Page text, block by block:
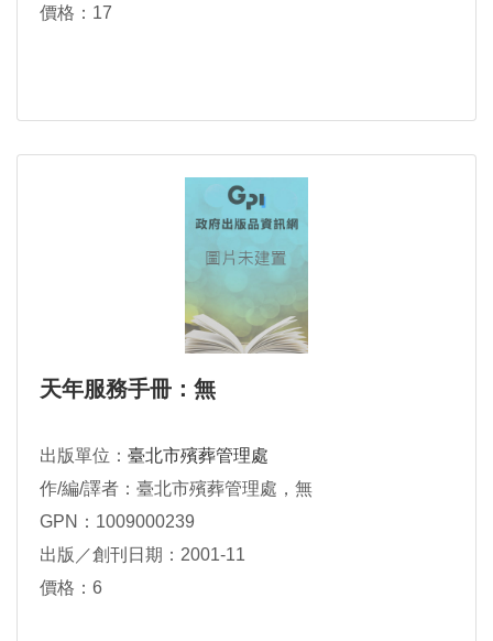
價格：17
天年服務手冊：無
出版單位： 臺北市殯葬管理處
作/編/譯者：臺北市殯葬管理處，無
GPN：1009000239
出版／創刊日期：2001-11
價格：6